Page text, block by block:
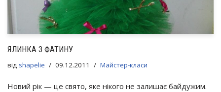
ЯЛИНКА З ФАТИНУ
від shapelie 09.12.2011 Майстер-класи
Новий рік — це свято, яке нікого не залишає байдужим.